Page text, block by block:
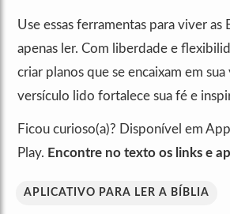
Use essas ferramentas para viver as
apenas ler. Com liberdade e
criar planos que se encaixam em sua
versículo lido fortalece sua fé e
Ficou curioso(a)? Disponível em
Play. Encontre no texto os links e
APLICATIVO PARA LER A BÍBLIA